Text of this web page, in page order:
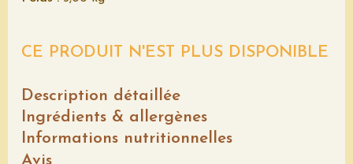
CE PRODUIT N'EST PLUS DISPONIBLE
Description détaillée
Ingrédients & allergènes
Informations nutritionnelles
Avis